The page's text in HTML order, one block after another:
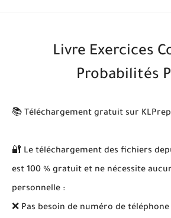
Livre Exercices
Probabilités
📚 Téléchargement gratuit sur
🔐 Le téléchargement des fichiers
est 100 % gratuit et ne nécessite
personnelle :
❌ Pas besoin de numéro de téléphone